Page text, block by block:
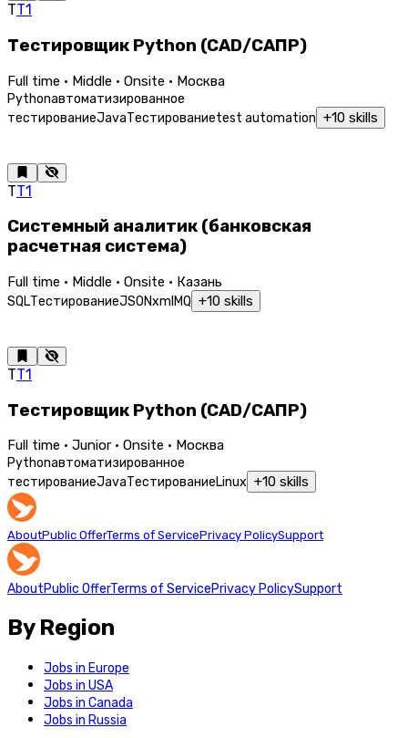
ТТ1
Тестировщик Python (CAD/САПР)
Full time · Middle · Onsite · Москва
Pythonавтоматизированное
тестированиеJavaТестированиеtest automation +10 skills
ТТ1
Системный аналитик (банковская
расчетная система)
Full time · Middle · Onsite · Казань
SQLТестированиеJSONxml MQ +10 skills
ТТ1
Тестировщик Python (CAD/САПР)
Full time · Junior · Onsite · Москва
Pythonавтоматизированное
тестированиеJavaТестированиеLinux +10 skills
AboutPublic OfferTerms of ServicePrivacy PolicySupport
AboutPublic OfferTerms of ServicePrivacy PolicySupport
By Region
Jobs in Europe
Jobs in USA
Jobs in Canada
Jobs in Russia